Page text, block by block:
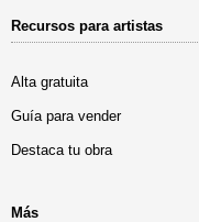
Recursos para artistas
Alta gratuita
Guía para vender
Destaca tu obra
Más